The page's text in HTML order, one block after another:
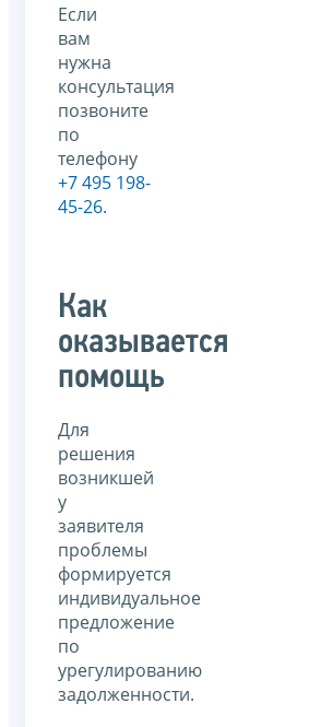
Если
вам
нужна
консультация
позвоните
по
телефону
+7 495 198-
45-26.
Как
оказывается
помощь
Для
решения
возникшей
у
заявителя
проблемы
формируется
индивидуальное
предложение
по
урегулированию
задолженности.